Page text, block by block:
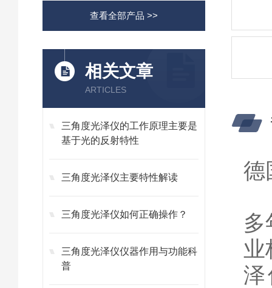
查看全部产品 >>
相关文章
ARTICLES
三角度光泽仪的工作原理主要是
基于光的反射特性
三角度光泽仪主要特性解读
三角度光泽仪如何正确操作？
三角度光泽仪仪器作用与功能科
普
德
业